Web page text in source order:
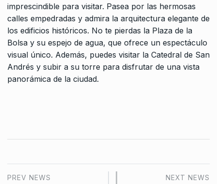
imprescindible para visitar. Pasea por las hermosas
calles empedradas y admira la arquitectura elegante de
los edificios históricos. No te pierdas la Plaza de la
Bolsa y su espejo de agua, que ofrece un espectáculo
visual único. Además, puedes visitar la Catedral de San
Andrés y subir a su torre para disfrutar de una vista
panorámica de la ciudad.
PREV NEWS NEXT NEWS